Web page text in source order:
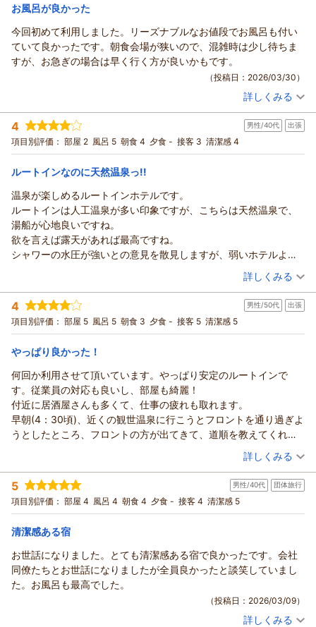
貴重なご意見を賜りまして、重ねて御礼を申し上げます。
おります。
（返信日：2026/04/11）
ております。
早速のご投稿、ありがとうございました。
（返信日：2026/04/03）
この度は数ある旅館・ホテルの中から、当ホテルルートイン上
山田温泉をご利用いただきまして、誠に有難うございます。
善光寺参りの足掛かりとして当館をお選びいただき、大変光栄
周辺の街並みも御覧になられたとのこと、お客様の観光旅行の
お手伝いができまして嬉しく存じます。
当館自慢の温泉はご利用になられましたでしょうか。
当館の温泉につきましては、多くのお客様よりご好評を頂いて
いる自慢の天然温泉でございます。複数ある源泉が入り混じ
り、時間帯や外気温によってお湯の色が変わる性質となってお
入るたびにまた違った楽しみを感じて頂けるものと存じますの
で、ぜひまたご利用くださいませ。
今後ともより多くのお客様にご満足いただけるサービスを提供
できるよう、スタッフ一同励んで参ります。
お客様のまたのお越しを、スタッフ一同、心よりお待ち申し上
（返信日：2026/04/03）
お風呂が良かった
今回初めて利用しました。リーズナブルなお値段でお風呂も付い
ていて良かったです。朝食会場が狭いので、混雑時は少し待ちま
すが、お急ぎの場合は早く行く方が良いかもです。
（投稿日：2026/03/30）
投稿者： しゅんちゃんさん(男性/60代)
宿泊プラン： 《スタンダードプラン》★天然温泉・ご朝食サービス・無料駐
車場あり・WI-FI無料★
ツイン 朝のみ
宿泊価格帯： 11,001～12,000円(大人一人あたり/税込)
この度は当ホテルルートイン上山田温泉をお選びいただきまし
て、誠に有難うございます。
当ホテルグループの中でも品質の高い当館自慢の天然温泉をは
じめ、各サービスにご満悦いただいたご様子で、私共も嬉しい
限りでございます。
しかしながら、朝食レストランの混雑につきましてはご不便を
お掛けしてしまい、誠に申し訳ございません。
接客や設備面など、より良いサービスの提供を目指して改善を
進めて参ります。
お客様より貴重なご意見を賜りまして、重ねて御礼を申し上げ
ます。
（返信日：2026/03/31）
詳しくみる
4 男性/40代 出張
項目別評価： 部屋 2 風呂 5 朝食 4 夕食 - 接客 3 清潔感 4
ルートインなのに天然温泉っ!!
温泉が楽しめるルートインホテルです。
ルートインは人工温泉が多い印象ですが、こちらは天然温泉で、
湯船が心地良いですね。
欲を言えば露天があれば最高ですね。
シャワーの水圧が強いとの意見を散見しますが、弱いホテルより
朝食会場の作りが変則的？(個人的には好きです)、ビュッフェ台が
ドリンクコーナー含めると3カ所に点在しているので、一見品数が
少ないように見えますが、豊富とまでは言えませんが、丁度良い
かなと思います。炊飯器レシピのすき焼きが美味しかったです。
清潔感は維持されている印象。部屋のTVからお風呂・食事会場の
混雑状況が確認できるのは便利ですね。
駐車場が直結ではありませんが、徒歩1分程度ですので問題ないか
と思います。
また機会がありましたら、よろしくお願いいたします。
（投稿日：2026/03/21）
宿泊時期： 2026年03月宿泊 (出張)
投稿者： ヨッシーさん
宿泊プラン： マルチギフトカード1，000円付プラン シングル
宿泊価格帯： 9,001～10,000円(大人一人あたり/税込)
この度はホテルルートイン上山田温泉をご利用頂きまして、誠
にありがとうございます。
数ある施設の中より当館をお選び頂きましたこと、深く感謝を
申し上げます。
大浴場の泉質にご満足いただけたご様子、日々の疲れを少しで
も癒せるお手伝いができたようでしたら、幸甚でございます。
大浴場に引き込んでおります源泉は複数ございまして、それぞ
れの源泉の流入量により白濁とした乳白色、無色透明となる時
がございます。
この独特の湯の変化を楽しみに、再度ご来館になられるお客様
もいらっしゃいますので、今後ともご愛顧賜れましたら幸いで
お部屋の清潔感と朝食バイキングにもご満足頂けまして、私共
としましても嬉しく存じます。
これからもご利用になられる皆様に気持ちよくお過ごし頂けま
すよう、サービス品質の維持・向上に努めてまいります。
お客様のまたのご来館を、スタッフ一同、心よりお待ち申し上
詳しくみる
4 男性/50代 出張
項目別評価： 部屋 5 風呂 5 朝食 3 夕食 - 接客 5 清潔感 5
やっぱり良かった！
何回か利用させて頂いています。やっぱり安定のルートインで
す。従業員の対応も良いし、部屋も綺麗！
付近に居酒屋さんも多くて、仕事の疲れも取れます。
早朝(4：30頃)、近くの観世温泉に行こうとフロントを通り過ぎよ
うとしたところ、フロントの方が出てきて、道順を教えてくれま
した。観世温泉も良かったですがルートインのお風呂の方が良か
（投稿日：2026/03/13）
宿泊時期： 2026年03月宿泊 (出張)
投稿者： よっちさん
宿泊プラン： 【限定！】お得料金で東館≪新館≫客室にグレードアッププラ
ン★お試し！ご感想お寄せ下さい★
ダブル 朝のみ
宿泊価格帯： 10,001～11,000円(大人一人あたり/税込)
ホテルルートイン上山田温泉からの返信
平素より当ホテルルートイン上山田温泉のご愛顧を賜り、深く
御礼申し上げます。
当館の接客サービスにご満足頂けておりまして、大変嬉しく存
詳しくみる
5 男性/40代 団体旅行
項目別評価： 部屋 4 風呂 4 朝食 4 夕食 - 接客 4 清潔感 5
清潔感ある宿
お世話になりました。とても清潔感ある宿で良かったです。会社
同僚たちとお世話になりましたが全員良かったと談笑していまし
た。お風呂も最高でした。
（投稿日：2026/03/09）
詳しくみる